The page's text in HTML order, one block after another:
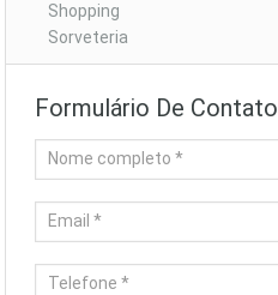
Shopping
Sorveteria
Formulário De Contato